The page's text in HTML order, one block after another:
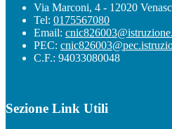
Via Marconi, 4 - 12020
Tel: 0175567080
Email:
PEC:
C.F.: 94033080048
Sezione Link Utili